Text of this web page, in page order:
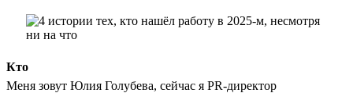
Кто
Меня зовут Юлия Голубева, сейчас я PR-директор